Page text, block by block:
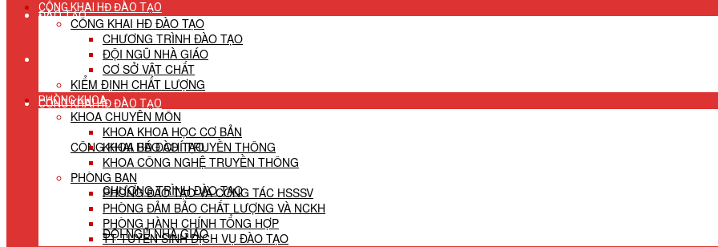
ĐÀO TẠO
TUYỂN SINH
CÔNG KHAI HĐ ĐÀO TẠO
CÔNG KHAI HĐ ĐÀO TẠO
CHƯƠNG TRÌNH ĐÀO TẠO
ĐỘI NGŨ NHÀ GIÁO
CÔNG KHAI HĐ ĐÀO TẠO
CÔNG KHAI HĐ ĐÀO TẠO
CHƯƠNG TRÌNH ĐÀO TẠO
ĐỘI NGŨ NHÀ GIÁO
CƠ SỞ VẬT CHẤT
KIỂM ĐỊNH CHẤT LƯỢNG
PHÒNG KHOA
KHOA CHUYÊN MÔN
KHOA KHOA HỌC CƠ BẢN
KHOA BÁO CHÍ TRUYỀN THÔNG
KHOA CÔNG NGHỆ TRUYỀN THÔNG
PHÒNG BAN
PHÒNG ĐÀO TẠO VÀ CÔNG TÁC HSSSV
PHÒNG ĐẢM BẢO CHẤT LƯỢNG VÀ NCKH
PHÒNG HÀNH CHÍNH TỔNG HỢP
TT TUYỂN SINH DỊCH VỤ ĐÀO TẠO